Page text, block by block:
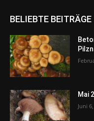
BELIEBTE BEITRÄGE
Mai
Juni